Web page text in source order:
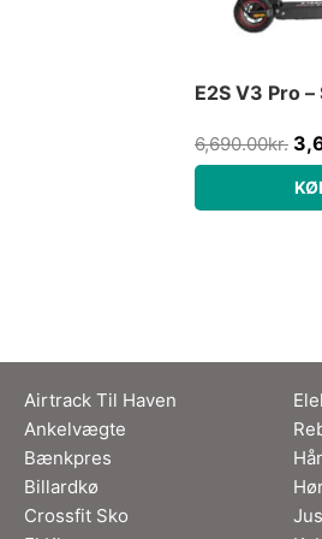
E2S V3 Pro
6,690.00kr.
Airtrack Til Haven
Ankelvægte
Bænkpres
Billardkø
Crossfit Sko